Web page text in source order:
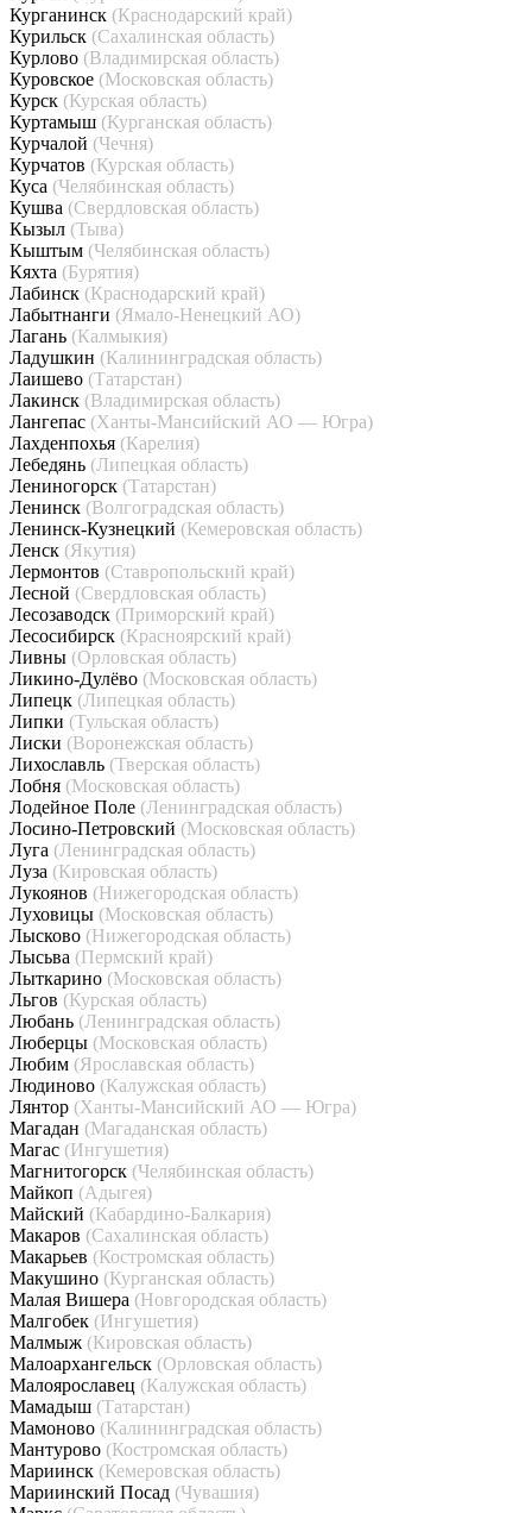
Курганинск (Краснодарский край)
Курильск (Сахалинская область)
Курлово (Владимирская область)
Куровское (Московская область)
Курск (Курская область)
Куртамыш (Курганская область)
Курчалой (Чечня)
Курчатов (Курская область)
Куса (Челябинская область)
Кушва (Свердловская область)
Кызыл (Тыва)
Кыштым (Челябинская область)
Кяхта (Бурятия)
Лабинск (Краснодарский край)
Лабытнанги (Ямало-Ненецкий АО)
Лагань (Калмыкия)
Ладушкин (Калининградская область)
Лаишево (Татарстан)
Лакинск (Владимирская область)
Лангепас (Ханты-Мансийский АО — Югра)
Лахденпохья (Карелия)
Лебедянь (Липецкая область)
Лениногорск (Татарстан)
Ленинск (Волгоградская область)
Ленинск-Кузнецкий (Кемеровская область)
Ленск (Якутия)
Лермонтов (Ставропольский край)
Лесной (Свердловская область)
Лесозаводск (Приморский край)
Лесосибирск (Красноярский край)
Ливны (Орловская область)
Ликино-Дулёво (Московская область)
Липецк (Липецкая область)
Липки (Тульская область)
Лиски (Воронежская область)
Лихославль (Тверская область)
Лобня (Московская область)
Лодейное Поле (Ленинградская область)
Лосино-Петровский (Московская область)
Луга (Ленинградская область)
Луза (Кировская область)
Лукоянов (Нижегородская область)
Луховицы (Московская область)
Лысково (Нижегородская область)
Лысьва (Пермский край)
Лыткарино (Московская область)
Льгов (Курская область)
Любань (Ленинградская область)
Люберцы (Московская область)
Любим (Ярославская область)
Людиново (Калужская область)
Лянтор (Ханты-Мансийский АО — Югра)
Магадан (Магаданская область)
Магас (Ингушетия)
Магнитогорск (Челябинская область)
Майкоп (Адыгея)
Майский (Кабардино-Балкария)
Макаров (Сахалинская область)
Макарьев (Костромская область)
Макушино (Курганская область)
Малая Вишера (Новгородская область)
Малгобек (Ингушетия)
Малмыж (Кировская область)
Малоархангельск (Орловская область)
Малоярославец (Калужская область)
Мамадыш (Татарстан)
Мамоново (Калининградская область)
Мантурово (Костромская область)
Мариинск (Кемеровская область)
Мариинский Посад (Чувашия)